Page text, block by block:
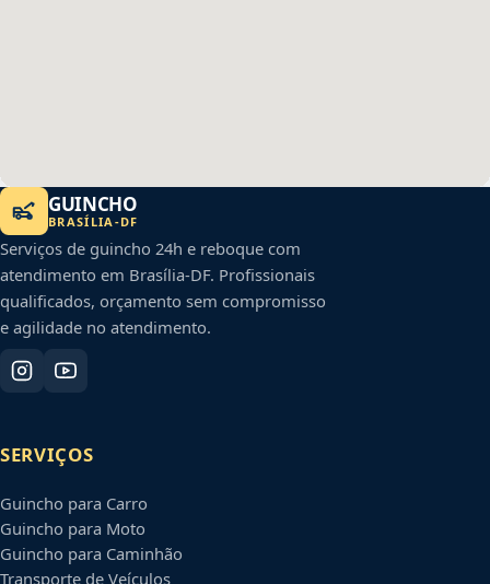
GUINCHO
BRASÍLIA -DF
Serviços de guincho 24h e reboque com
atendimento em Brasília-DF. Profissionais
qualificados, orçamento sem compromisso
e agilidade no atendimento.
SERVIÇOS
Guincho para Carro
Guincho para Moto
Guincho para Caminhão
Transporte de Veículos